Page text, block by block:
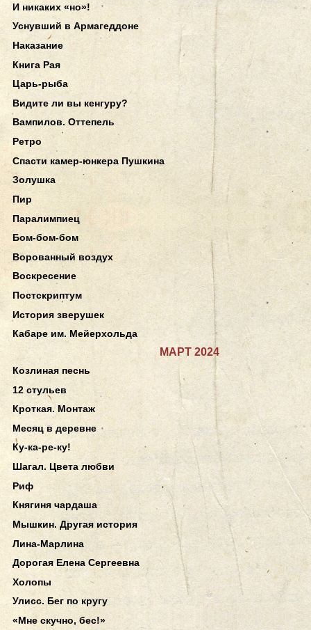
И никаких «но»!
Уснувший в Армагеддоне
Наказание
Книга Рая
Царь-рыба
Видите ли вы кенгуру?
Вампилов. Оттепель
Ретро
Спасти камер-юнкера Пушкина
Золушка
Пир
Паралимпиец
Бом-бом-бом
Ворованный воздух
Воскресение
Постскриптум
История зверушек
Кабаре им. Мейерхольда
МАРТ 2024
Козлиная песнь
12 стульев
Кроткая. Монтаж
Месяц в деревне
Ку-ка-ре-ку!
Шагал. Цвета любви
Риф
Княгиня чардаша
Мышкин. Другая история
Лина-Марлина
Дорогая Елена Сергеевна
Холопы
Улисс. Бег по кругу
«Мне скучно, бес!»